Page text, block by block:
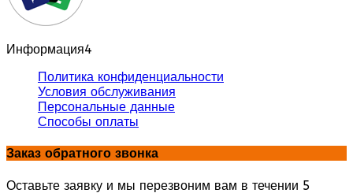
Информация4
Политика конфиденциальности
Условия обслуживания
Персональные данные
Способы оплаты
Заказ обратного звонка
Оставьте заявку и мы перезвоним вам в течении 5